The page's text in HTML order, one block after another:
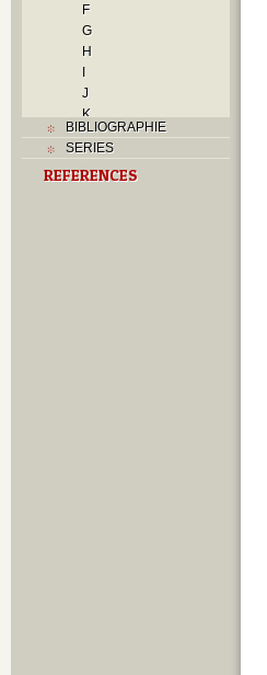
F
G
H
I
J
K
L
M
N
BIBLIOGRAPHIE
SERIES
REFERENCES